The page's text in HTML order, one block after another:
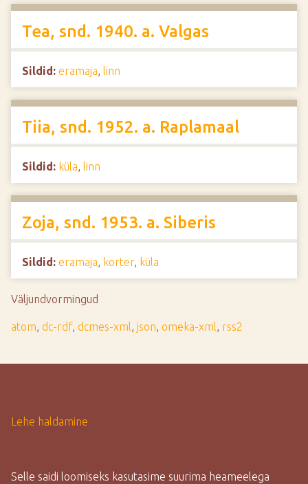
Tea, snd. 1940. a. Valgas
Sildid: eramaja, linn
Tiia, snd. 1952. a. Raplamaal
Sildid: küla, linn
Zoja, snd. 1953. a. Siberis
Sildid: eramaja, korter, küla
Väljundvormingud
atom, dc-rdf, dcmes-xml, json, omeka-xml, rss2
Lehe haldamine
Selle saidi loomiseks kasutasime suurima heameelega